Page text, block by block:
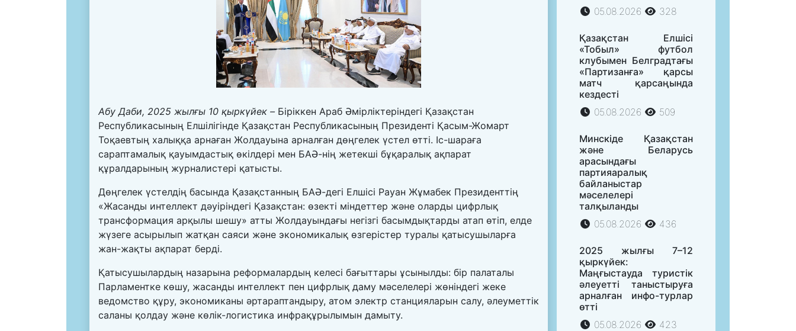
Абу Даби, 2025 жылғы 10 қыркүйек – Біріккен Араб Әмірліктеріндегі Қазақстан
Республикасының Елшілігінде Қазақстан Республикасының Президенті Қасым-Жомарт
Тоқаевтың халыққа арнаған Жолдауына арналған дөңгелек үстел өтті. Іс-шараға
сараптамалық қауымдастық өкілдері мен БАӘ-нің жетекші бұқаралық ақпарат
құралдарының журналистері қатысты.
Дөңгелек үстелдің басында Қазақстанның БАӘ-дегі Елшісі Рауан Жұмабек Президенттің
«Жасанды интеллект дәуіріндегі Қазақстан: өзекті міндеттер және оларды цифрлық
трансформация арқылы шешу» атты Жолдауындағы негізгі басымдықтарды атап өтіп, елде
жүзеге асырылып жатқан саяси және экономикалық өзгерістер туралы қатысушыларға
жан-жақты ақпарат берді.
Қатысушылардың назарына реформалардың келесі бағыттары ұсынылды: бір палаталы
Парламентке көшу, жасанды интеллект пен цифрлық даму мәселелері жөніндегі жеке
ведомство құру, экономиканы әртараптандыру, атом электр станцияларын салу, әлеуметтік
саланы қолдау және көлік-логистика инфрақұрылымын дамыту.
05.08.2026
328
Қазақстан Елшісі
«Тобыл» футбол
клубымен Белградтағы
«Партизанға» қарсы
матч қарсаңында
кездесті
05.08.2026
509
Минскіде Қазақстан
және Беларусь
арасындағы
партияаралық
байланыстар
мәселелері
талқыланды
05.08.2026
436
2025 жылғы 7–12
қыркүйек:
Маңғыстауда туристік
әлеуетті таныстыруға
арналған инфо-турлар
өтті
05.08.2026
423